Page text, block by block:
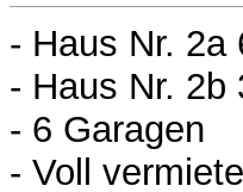
- Haus Nr. 2a
- Haus Nr. 2b
- 6 Garagen
- Voll